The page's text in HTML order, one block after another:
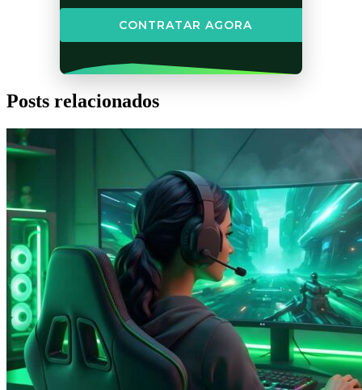
CONTRATAR AGORA
Posts relacionados